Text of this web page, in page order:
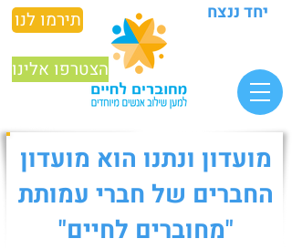
תירמו לנו יחד ננצח
הצטרפו אלינו
מועדון ונתנו הוא מועדון
החברים של חברי עמותת
"מחוברים לחיים"